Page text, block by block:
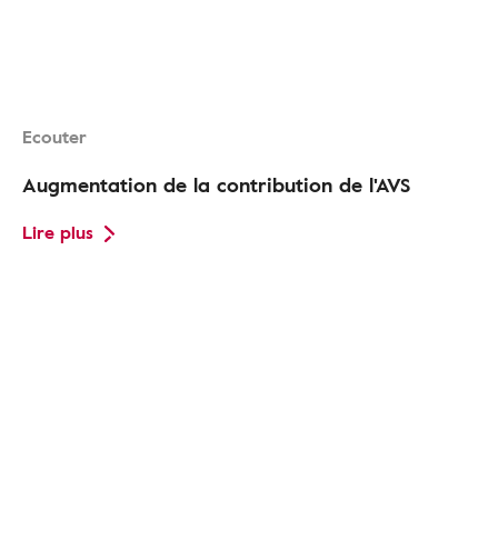
Ecouter
Augmentation de la contribution de l'AVS
Lire plus